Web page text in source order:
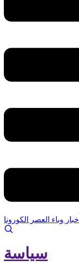
أخبار وباء العصر الكورونا
سياسة